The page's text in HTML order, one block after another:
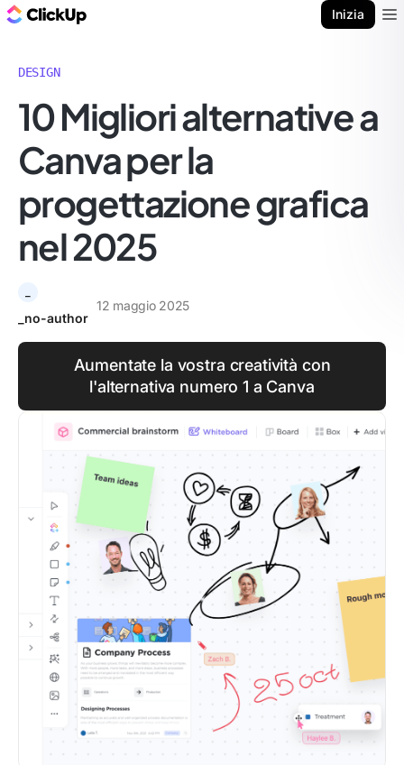
Inizia
DESIGN
10 Migliori alternative a
Canva per la
progettazione grafica
nel 2025
_no-author
12 maggio 2025
Aumentate la vostra creatività con
l'alternativa numero 1 a Canva